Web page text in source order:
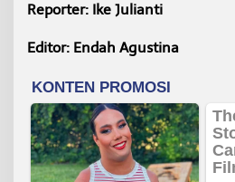
Reporter: Ike Julianti
Editor: Endah Agustina